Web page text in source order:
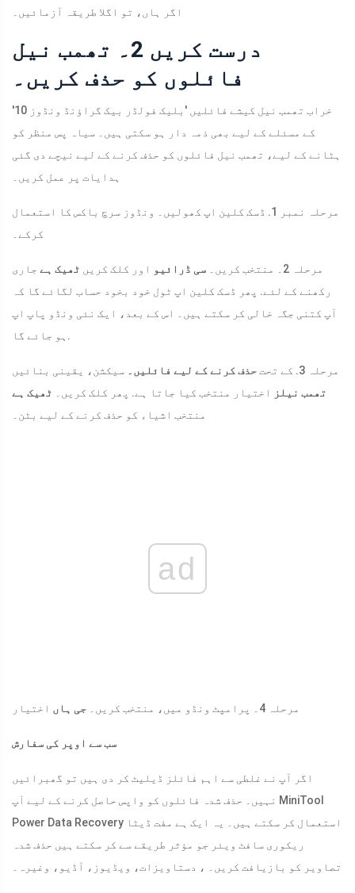
اگر ہاں، تو اگلا طریقہ آزمائیں۔
درست کریں 2۔ تھمب نیل
فائلوں کو حذف کریں۔
خراب تھمب نیل کیشے فائلیں 'بلیک فولڈر بیک گراؤنڈ ونڈوز 10'
کے مسئلے کے لیے بھی ذمہ دار ہو سکتی ہیں۔ سیاہ پس منظر کو
ہٹانے کے لیے، تھمب نیل فائلوں کو حذف کرنے کے لیے نیچے دی گئی
ہدایات پر عمل کریں۔
مرحلہ نمبر 1. ڈسک کلین اپ کھولیں۔ ونڈوز سرچ باکس کا استعمال
کرکے۔
مرحلہ 2۔ منتخب کریں۔ سی ڈرائیو اور کلک کریں ٹھیک ہے جاری
رکھنے کے لئے. پھر ڈسک کلین اپ ٹول خود بخود حساب لگائے گا کہ
آپ کتنی جگہ خالی کر سکتے ہیں۔ اس کے بعد، ایک نئی ونڈو پاپ اپ
ہو جائے گا.
مرحلہ 3. کے تحت حذف کرنے کے لیے فائلیں۔ سیکشن، یقینی بنائیں
تھمب نیلز
اختیار منتخب کیا جاتا ہے. پھر کلک کریں۔ ٹھیک ہے
منتخب اشیاء کو حذف کرنے کے لیے بٹن۔
ad
مرحلہ 4۔ پرامپٹ ونڈو میں، منتخب کریں۔ جی ہاں اختیار
سب سے اوپر کی سفارش
اگر آپ نے غلطی سے اہم فائلز ڈیلیٹ کر دی ہیں تو گھبرائیں
نہیں۔ حذف شدہ فائلوں کو واپس حاصل کرنے کے لیے آپ MiniTool
Power Data Recovery استعمال کر سکتے ہیں۔ یہ ایک ہے مفت ڈیٹا
ریکوری سافٹ ویئر جو مؤثر طریقے سے کر سکتے ہیں حذف شدہ
تصاویر کو بازیافت کریں۔ ، دستاویزات، ویڈیوز، آڈیو، وغیرہ۔